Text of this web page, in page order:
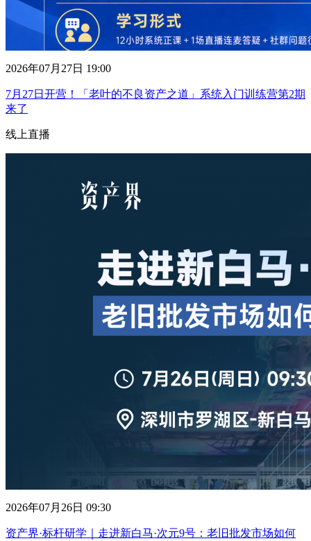
2026年07月27日 19:00
7月27日开营！「老叶的不良资产之道」系统入门训练营第2期
来了
线上直播
2026年07月26日 09:30
资产界·标杆研学｜走进新白马·次元9号：老旧批发市场如何